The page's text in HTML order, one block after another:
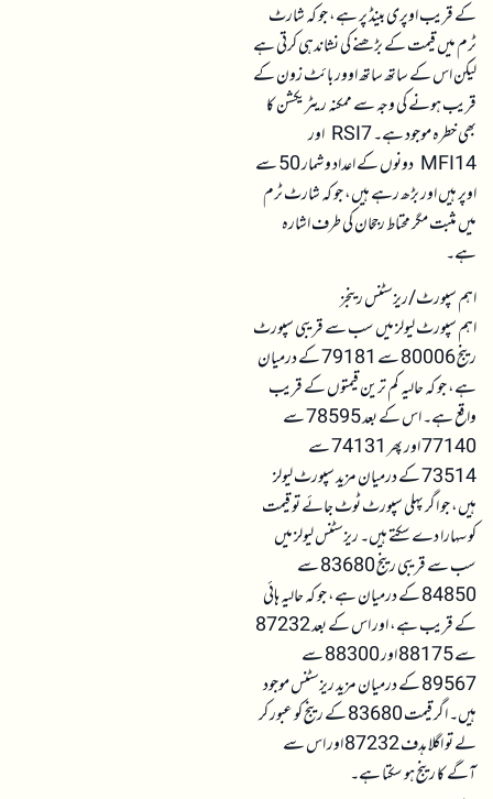
کے قریب اوپری بینڈ پر ہے، جو کہ شارٹ
ٹرم میں قیمت کے بڑھنے کی نشاندہی کرتی ہے
لیکن اس کے ساتھ ساتھ اوور بائٹ زون کے
قریب ہونے کی وجہ سے ممکنہ ریٹریکشن کا
بھی خطرہ موجود ہے۔ RSI7 اور
MFI14 دونوں کے اعداد و شمار 50 سے
اوپر ہیں اور بڑھ رہے ہیں، جو کہ شارٹ ٹرم
میں مثبت مگر محتاط رجحان کی طرف اشارہ
ہے۔
اہم سپورٹ/ریزسٹنس رینجز
اہم سپورٹ لیولز میں سب سے قریبی سپورٹ
رینج 80006 سے 79181 کے درمیان
ہے، جو کہ حالیہ کم ترین قیمتوں کے قریب
واقع ہے۔ اس کے بعد 78595 سے
77140 اور پھر 74131 سے
73514 کے درمیان مزید سپورٹ لیولز
ہیں، جو اگر پہلی سپورٹ ٹوٹ جائے تو قیمت
کو سہارا دے سکتے ہیں۔ ریزسٹنس لیولز میں
سب سے قریبی رینج 83680 سے
84850 کے درمیان ہے، جو کہ حالیہ ہائی
کے قریب ہے، اور اس کے بعد 87232
سے 88175 اور 88300 سے
89567 کے درمیان مزید ریزسٹنس موجود
ہیں۔ اگر قیمت 83680 کے رینج کو عبور کر
لے تو اگلا ہدف 87232 اور اس سے
آگے کا رینج ہو سکتا ہے۔